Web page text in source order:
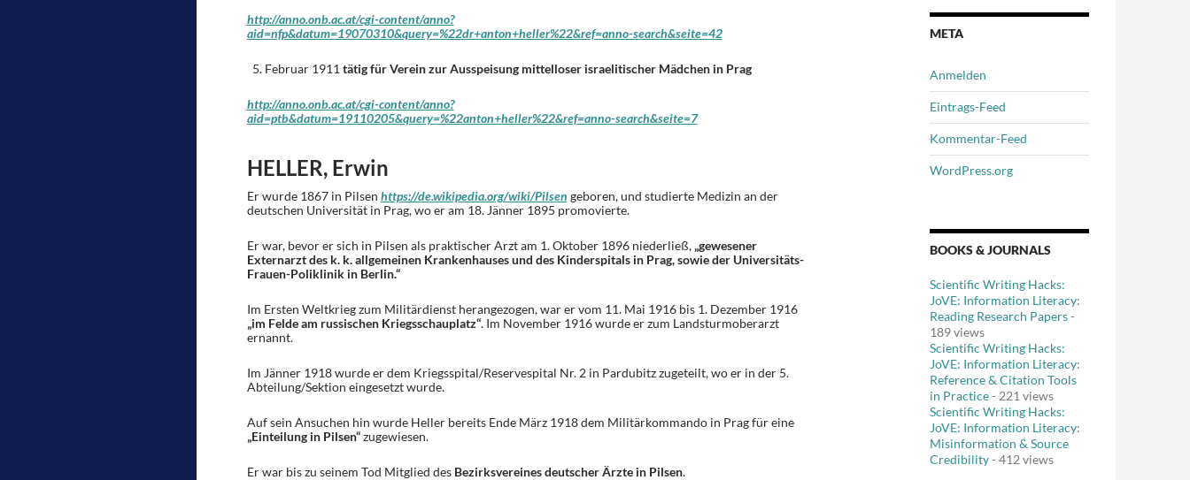
http://anno.onb.ac.at/cgi-content/anno?
aid=nfp&datum=19070310&query=%22dr+anton+heller%22&ref=anno-search&seite=42
Februar 1911 tätig für Verein zur Ausspeisung mittelloser israelitischer Mädchen in Prag
http://anno.onb.ac.at/cgi-content/anno?
aid=ptb&datum=19110205&query=%22anton+heller%22&ref=anno-search&seite=7
HELLER, Erwin
Er wurde 1867 in Pilsen https://de.wikipedia.org/wiki/Pilsen geboren, und studierte Medizin an der
deutschen Universität in Prag, wo er am 18. Jänner 1895 promovierte.
Er war, bevor er sich in Pilsen als praktischer Arzt am 1. Oktober 1896 niederließ, „gewesener
Externarzt des k. k. allgemeinen Krankenhauses und des Kinderspitals in Prag, sowie der Universitäts-
Frauen-Poliklinik in Berlin.“
Im Ersten Weltkrieg zum Militärdienst herangezogen, war er vom 11. Mai 1916 bis 1. Dezember 1916
„im Felde am russischen Kriegsschauplatz“. Im November 1916 wurde er zum Landsturmoberarzt
ernannt.
Im Jänner 1918 wurde er dem Kriegsspital/Reservespital Nr. 2 in Pardubitz zugeteilt, wo er in der 5.
Abteilung/Sektion eingesetzt wurde.
Auf sein Ansuchen hin wurde Heller bereits Ende März 1918 dem Militärkommando in Prag für eine
„Einteilung in Pilsen“zugewiesen.
Er war bis zu seinem Tod Mitglied des Bezirksvereines deutscher Ärzte in Pilsen.
META
Anmelden
Eintrags-Feed
Kommentar-Feed
WordPress.org
BOOKS & JOURNALS
Scientific Writing Hacks:
JoVE: Information Literacy:
Reading Research Papers-
189 views
Scientific Writing Hacks:
JoVE: Information Literacy:
Reference & Citation Tools
in Practice- 221 views
Scientific Writing Hacks:
JoVE: Information Literacy:
Misinformation & Source
Credibility- 412 views